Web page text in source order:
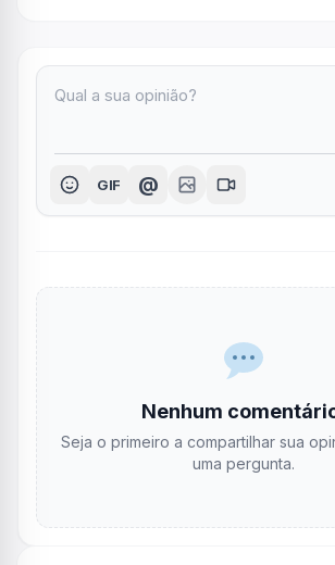
GIF @
Nenhum
Seja o primeiro a compartilhar sua
uma pergunta.